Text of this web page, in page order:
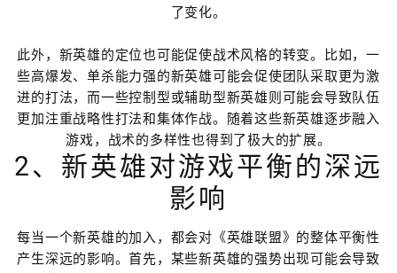
了变化。
此外，新英雄的定位也可能促使战术风格的转变。比如，一
些高爆发、单杀能力强的新英雄可能会促使团队采取更为激
进的打法，而一些控制型或辅助型新英雄则可能会导致队伍
更加注重战略性打法和集体作战。随着这些新英雄逐步融入
游戏，战术的多样性也得到了极大的扩展。
2、新英雄对游戏平衡的深远
影响
每当一个新英雄的加入，都会对《英雄联盟》的整体平衡性
产生深远的影响。首先，某些新英雄的强势出现可能会导致